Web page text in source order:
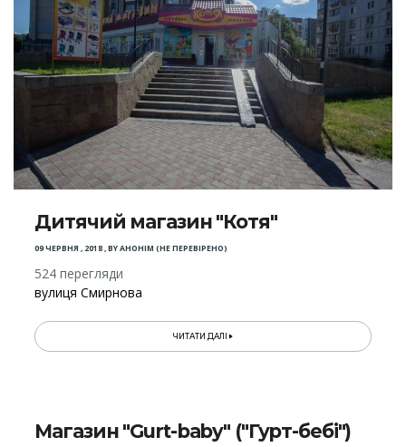
Дитячий магазин "Котя"
09 ЧЕРВНЯ , 2018,BYАНОНІМ (НЕ ПЕРЕВІРЕНО)
524 перегляди
вулиця Смирнова
ЧИТАТИ ДАЛІ
Магазин "Gurt-baby" ("Гурт-бебі")